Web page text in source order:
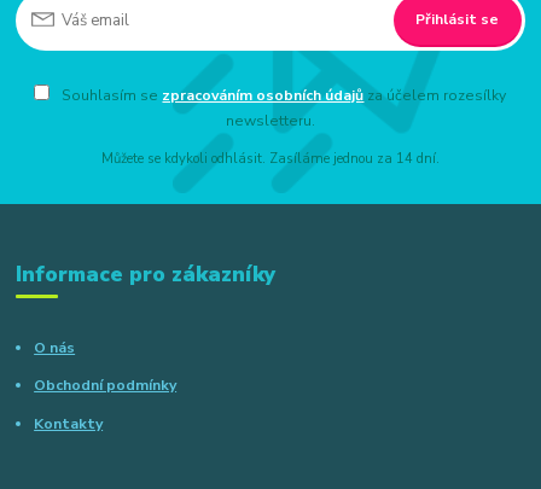
Přihlásit se
Souhlasím se zpracováním osobních údajů za účelem rozesílky
newsletteru.
Můžete se kdykoli odhlásit. Zasíláme jednou za 14 dní.
Informace pro zákazníky
O nás
Obchodní podmínky
Kontakty